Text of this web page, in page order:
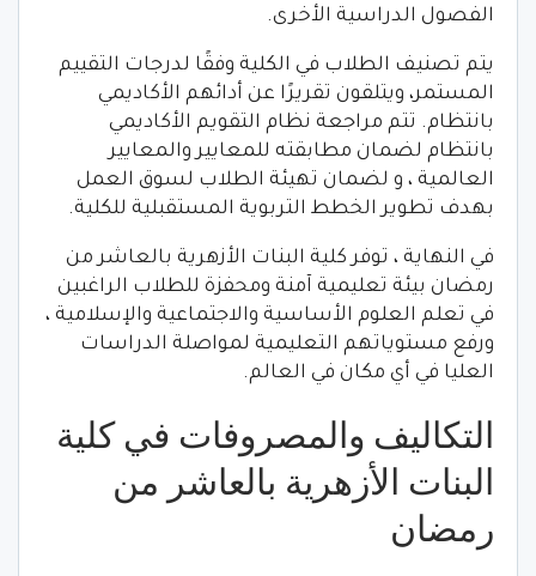
الفصول الدراسية الأخرى.
يتم تصنيف الطلاب في الكلية وفقًا لدرجات التقييم
المستمر، ويتلقون تقريرًا عن أدائهم الأكاديمي
بانتظام. تتم مراجعة نظام التقويم الأكاديمي
بانتظام لضمان مطابقته للمعايير والمعايير
العالمية ، و لضمان تهيئة الطلاب لسوق العمل
بهدف تطوير الخطط التربوية المستقبلية للكلية.
في النهاية ، توفر كلية البنات الأزهرية بالعاشر من
رمضان بيئة تعليمية آمنة ومحفزة للطلاب الراغبين
في تعلم العلوم الأساسية والاجتماعية والإسلامية ،
ورفع مستوياتهم التعليمية لمواصلة الدراسات
العليا في أي مكان في العالم.
التكاليف والمصروفات في كلية
البنات الأزهرية بالعاشر من
رمضان